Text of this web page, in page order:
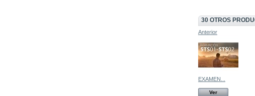
30 OTROS
Anterior
EXAMEN...
Ver